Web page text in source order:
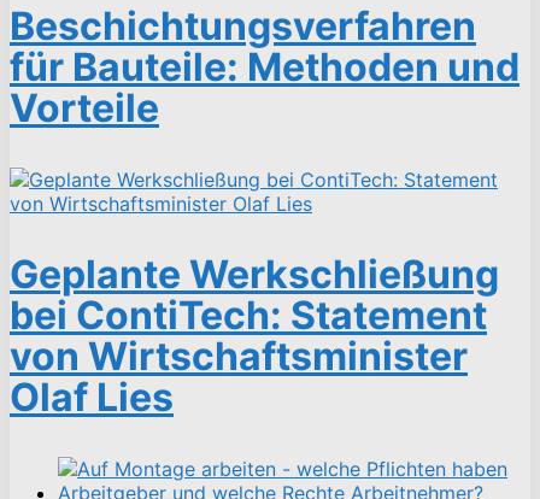
Beschichtungsverfahren
für Bauteile: Methoden und
Vorteile
Geplante Werkschließung
bei ContiTech: Statement
von Wirtschaftsminister
Olaf Lies